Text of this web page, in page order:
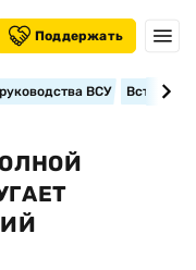
Поддержать
ВСУ